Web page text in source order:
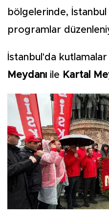
bölgelerinde,
programlar
İstanbul'da kutlamalar
Meydanı ile Kartal